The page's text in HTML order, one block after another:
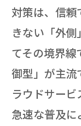
対策は、信
きない「外
てその境界
御型」が主流
ラウドサー
急速な普及に